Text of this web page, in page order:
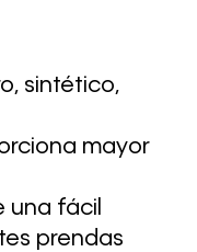
sintético,
mayor
una fácil
prendas